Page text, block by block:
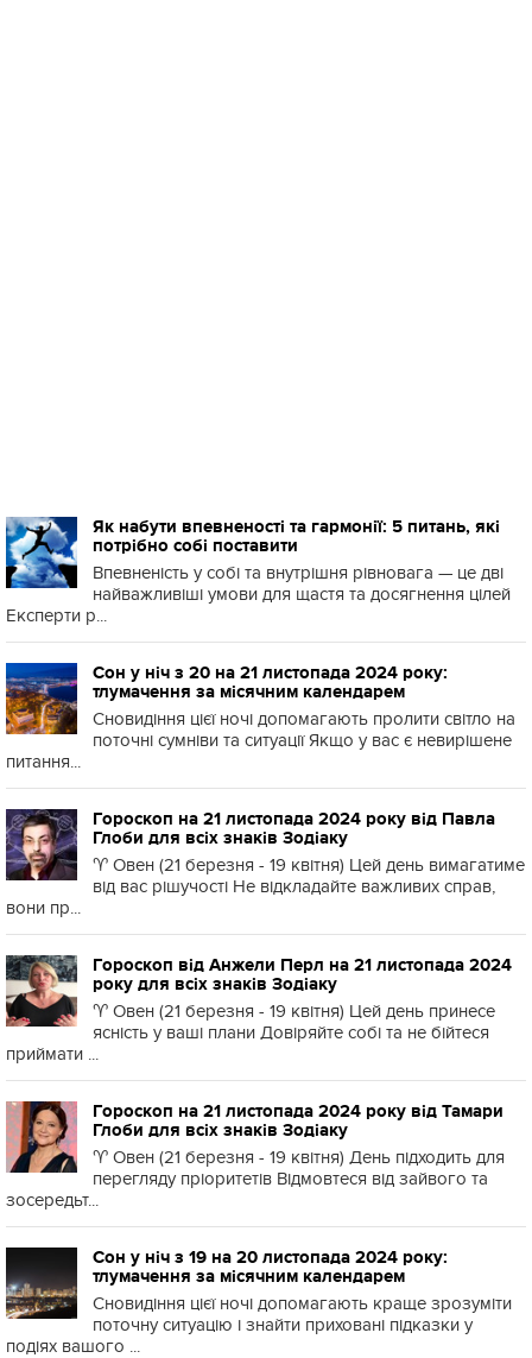
Як набути впевненості та гармонії: 5 питань, які
потрібно собі поставити
Впевненість у собі та внутрішня рівновага — це дві
найважливіші умови для щастя та досягнення цілей
Експерти р...
Сон у ніч з 20 на 21 листопада 2024 року:
тлумачення за місячним календарем
Сновидіння цієї ночі допомагають пролити світло на
поточні сумніви та ситуації Якщо у вас є невирішене
питання...
Гороскоп на 21 листопада 2024 року від Павла
Глоби для всіх знаків Зодіаку
♈️ Овен (21 березня - 19 квітня) Цей день вимагатиме
від вас рішучості Не відкладайте важливих справ,
вони пр...
Гороскоп від Анжели Перл на 21 листопада 2024
року для всіх знаків Зодіаку
♈️ Овен (21 березня - 19 квітня) Цей день принесе
ясність у ваші плани Довіряйте собі та не бійтеся
приймати ...
Гороскоп на 21 листопада 2024 року від Тамари
Глоби для всіх знаків Зодіаку
♈️ Овен (21 березня - 19 квітня) День підходить для
перегляду пріоритетів Відмовтеся від зайвого та
зосередьт...
Сон у ніч з 19 на 20 листопада 2024 року:
тлумачення за місячним календарем
Сновидіння цієї ночі допомагають краще зрозуміти
поточну ситуацію і знайти приховані підказки у
подіях вашого ...